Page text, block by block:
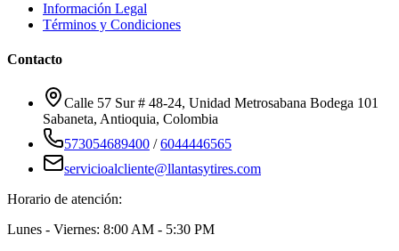
Información Legal
Términos y Condiciones
Contacto
Calle 57 Sur # 48-24, Unidad Metrosabana Bodega 101
Sabaneta, Antioquia, Colombia
573054689400 /6044446565
servicioalcliente@llantasytires.com
Horario de atención:
Lunes - Viernes: 8:00 AM - 5:30 PM